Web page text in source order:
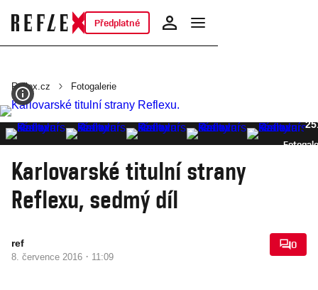
Předplatné
Reflex.cz Fotogalerie
Karlovarské titulní strany
Reflexu, sedmý díl
ref
8. července 2016 · 11:09
0